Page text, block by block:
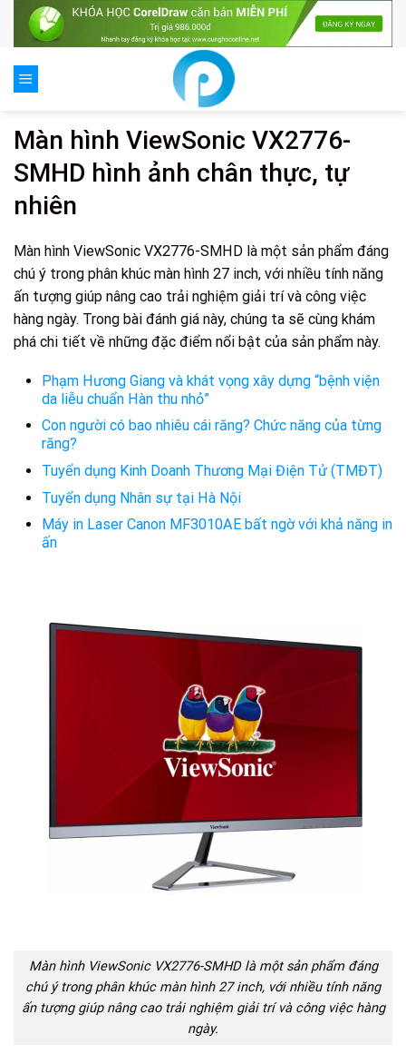
Màn hình ViewSonic VX2776-
SMHD hình ảnh chân thực, tự
nhiên
Màn hình ViewSonic VX2776-SMHD là một sản phẩm đáng
chú ý trong phân khúc màn hình 27 inch, với nhiều tính năng
ấn tượng giúp nâng cao trải nghiệm giải trí và công việc
hàng ngày. Trong bài đánh giá này, chúng ta sẽ cùng khám
phá chi tiết về những đặc điểm nổi bật của sản phẩm này.
Phạm Hương Giang và khát vọng xây dựng “bệnh viện
da liễu chuẩn Hàn thu nhỏ”
Con người có bao nhiêu cái răng? Chức năng của từng
răng?
Tuyển dụng Kinh Doanh Thương Mại Điện Tử (TMĐT)
Tuyển dụng Nhân sự tại Hà Nội
Máy in Laser Canon MF3010AE bất ngờ với khả năng in
ấn
Màn hình ViewSonic VX2776-SMHD là một sản phẩm đáng
chú ý trong phân khúc màn hình 27 inch, với nhiều tính năng
ấn tượng giúp nâng cao trải nghiệm giải trí và công việc hàng
ngày.